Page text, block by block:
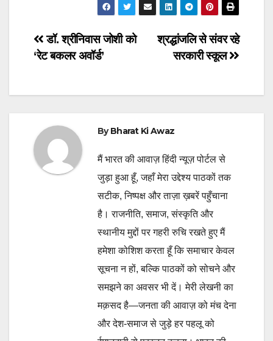
Post
श्रद्धांजलि से संवर रहे
सरकारी स्कूल
डॉ. श्रीनिवास जोशी को
‘रेट बकलर अवॉर्ड’
ByBharat Ki Awaz
मैं भारत की आवाज़ हिंदी न्यूज़ पोर्टल से
जुड़ा हुआ हूँ, जहाँ मेरा उद्देश्य पाठकों तक
सटीक, निष्पक्ष और ताज़ा ख़बरें पहुँचाना
है। राजनीति, समाज, संस्कृति और
स्थानीय मुद्दों पर गहरी रुचि रखते हुए मैं
हमेशा कोशिश करता हूँ कि समाचार केवल
सूचना न हों, बल्कि पाठकों को सोचने और
समझने का अवसर भी दें। मेरी लेखनी का
मक़सद है—जनता की आवाज़ को मंच देना
और देश-समाज से जुड़े हर पहलू को